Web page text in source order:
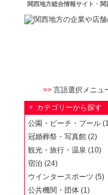
関西地方総合情報サイト・
>>言語選択メニュ
▼ カテゴリーから探す
公園・ビーチ・プール
冠婚葬祭・写真館 (2)
観光・旅行・温泉 (10)
宿泊 (24)
ウインタースポーツ (5)
公共機関・団体 (1)